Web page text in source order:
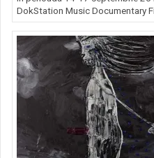
DokStation Music Documentary